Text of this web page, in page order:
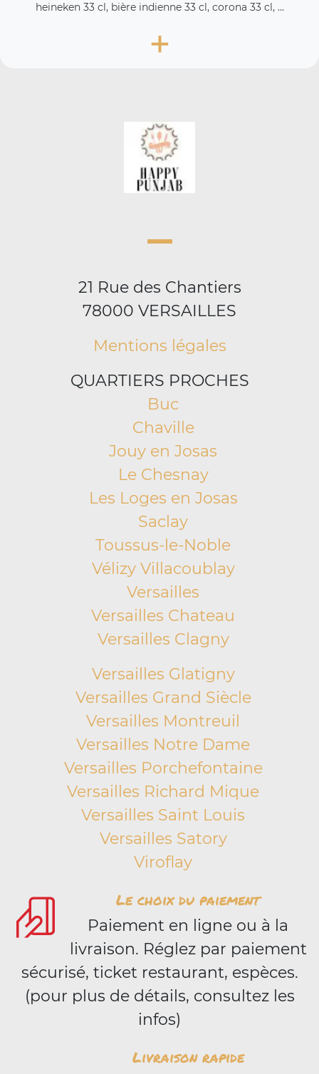
heineken 33 cl, bière indienne 33 cl, corona 33 cl, ...
+
21 Rue des Chantiers
78000 VERSAILLES
Mentions légales
QUARTIERS PROCHES
Buc
Chaville
Jouy en Josas
Le Chesnay
Les Loges en Josas
Saclay
Toussus-le-Noble
Vélizy Villacoublay
Versailles
Versailles Chateau
Versailles Clagny
Versailles Glatigny
Versailles Grand Siècle
Versailles Montreuil
Versailles Notre Dame
Versailles Porchefontaine
Versailles Richard Mique
Versailles Saint Louis
Versailles Satory
Viroflay
Le choix du paiement
Paiement en ligne ou à la
livraison. Réglez par paiement
sécurisé, ticket restaurant, espèces.
(pour plus de détails, consultez les
infos)
Livraison rapide